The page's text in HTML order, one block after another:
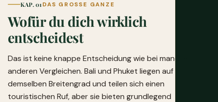
KAP. 01DAS GROSSE GANZE
Wofür du dich wirklich
entscheidest
Das ist keine knappe Entscheidung wie bei manchen
anderen Vergleichen. Bali und Phuket liegen auf
demselben Breitengrad und teilen sich einen
touristischen Ruf, aber sie bieten grundlegend